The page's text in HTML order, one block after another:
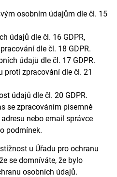
osobním údajům dle čl. 15
údajů dle čl. 16 GDPR,
dle čl. 18 GDPR.
údajů dle čl. 17 GDPR.
proti zpracování dle čl. 21
údajů dle čl. 20 GDPR.
se zpracováním písemně
nebo email správce
podmínek.
u Úřadu pro ochranu
se domníváte, že bylo
osobních údajů.